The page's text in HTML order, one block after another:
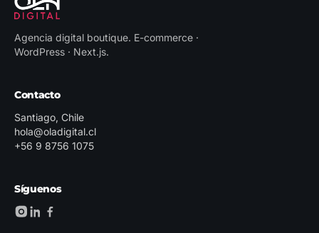
Agencia digital boutique. E-commerce ·
WordPress · Next.js.
Contacto
Santiago, Chile
hola@oladigital.cl
+56 9 8756 1075
Síguenos